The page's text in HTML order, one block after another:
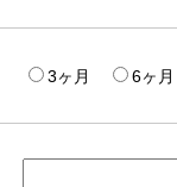
3ヶ月 6ヶ月